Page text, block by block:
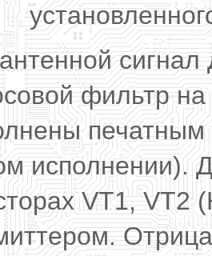
фильтр
исполнении).
VT1,